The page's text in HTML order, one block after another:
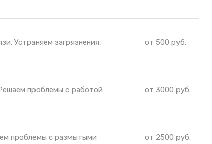
Устраняем загрязнения,
от 500 руб.
проблемы с работой
от 3000 руб.
проблемы с размытыми
от 2500 руб.